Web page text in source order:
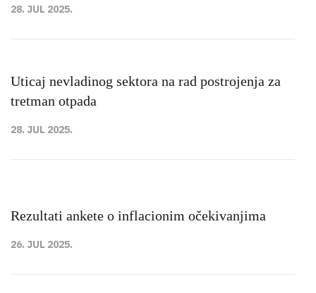
28. JUL 2025.
Uticaj nevladinog sektora na rad postrojenja za
tretman otpada
28. JUL 2025.
Rezultati ankete o inflacionim očekivanjima
26. JUL 2025.